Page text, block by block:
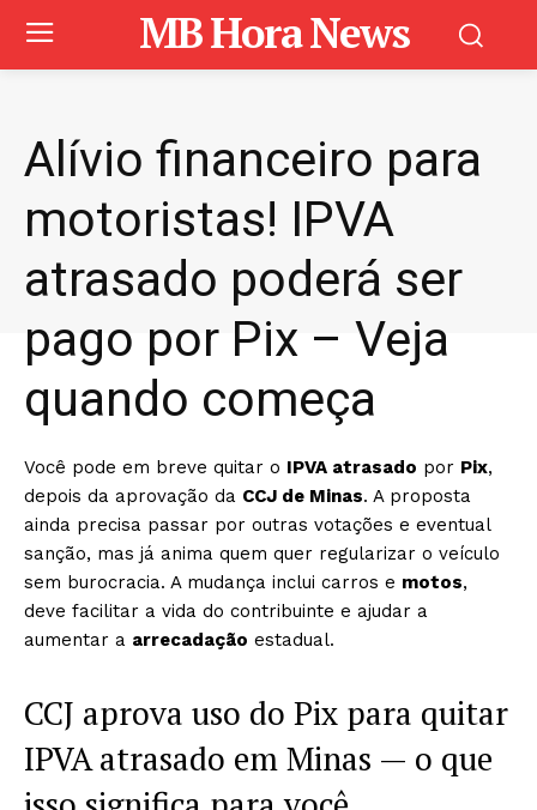
MB Hora News
Alívio financeiro para
motoristas! IPVA
atrasado poderá ser
pago por Pix – Veja
quando começa
Você pode em breve quitar o IPVA atrasado por Pix,
depois da aprovação da CCJ de Minas. A proposta
ainda precisa passar por outras votações e eventual
sanção, mas já anima quem quer regularizar o veículo
sem burocracia. A mudança inclui carros e motos,
deve facilitar a vida do contribuinte e ajudar a
aumentar a arrecadação estadual.
CCJ aprova uso do Pix para quitar
IPVA atrasado em Minas — o que